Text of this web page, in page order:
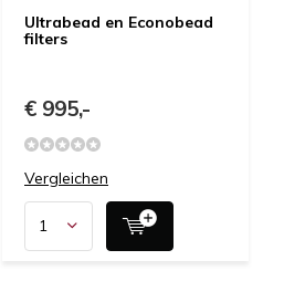
Ultrabead en Econobead
filters
€ 995,-
Vergleichen